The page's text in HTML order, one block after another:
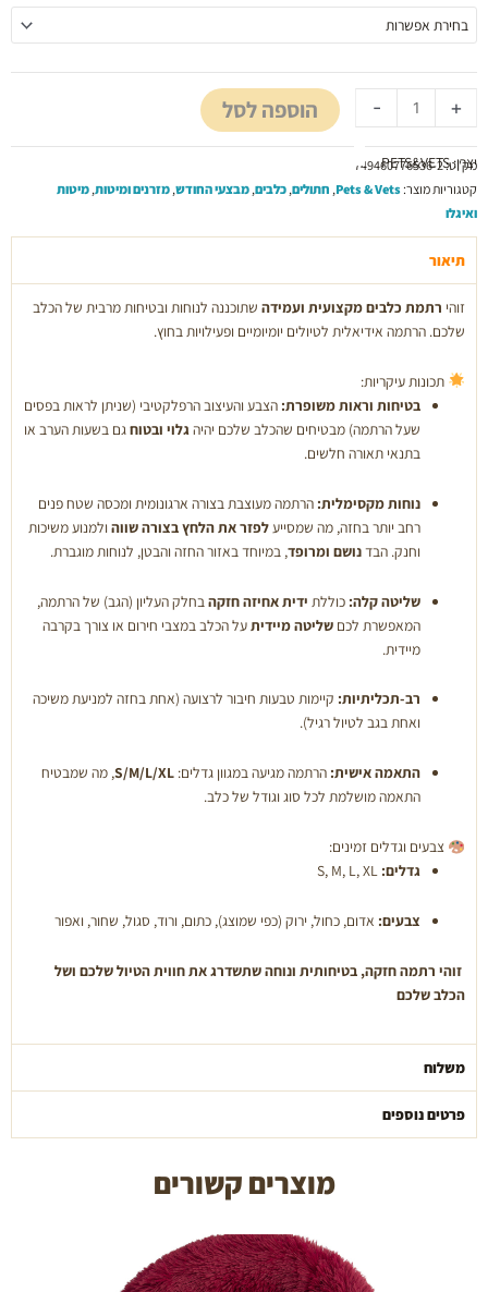
- + הוספה לסל
יצרן: PETS&VETS
מק"ט:749460776536-2
קטגוריות מוצר:Pets & Vets
, חתולים,כלבים,מבצעי החודש,מזרנים ומיטות,מיטות
ואיגלו
תיאור
זוהי רתמת כלבים מקצועית ועמידה שתוכננה לנוחות ובטיחות מרבית של הכלב
שלכם. הרתמה אידיאלית לטיולים יומיומיים ופעילויות בחוץ.
תכונות עיקריות:
בטיחות וראות משופרת: הצבע והעיצוב הרפלקטיבי (שניתן לראות בפסים
שעל הרתמה) מבטיחים שהכלב שלכם יהיהגלוי ובטוחגם בשעות הערב או
בתנאי תאורה חלשים.
נוחות מקסימלית: הרתמה מעוצבת בצורה ארגונומית ומכסה שטח פנים
רחב יותר בחזה, מה שמסייעלפזר את הלחץ בצורה שווהולמנוע משיכות
וחנק. הבדנושם ומרופד, במיוחד באזור החזה והבטן, לנוחות מוגברת.
שליטה קלה: כוללת ידית אחיזה חזקה בחלק העליון (הגב) של הרתמה,
המאפשרת לכםשליטה מיידיתעל הכלב במצבי חירום או צורך בקרבה
מיידית.
רב-תכליתיות: קיימות טבעות חיבור לרצועה (אחת בחזה למניעת משיכה
ואחת בגב לטיול רגיל).
התאמה אישית: הרתמה מגיעה במגוון גדלים:S/M/L/XL, מה שמבטיח
התאמה מושלמת לכל סוג וגודל של כלב.
צבעים וגדלים זמינים:
גדלים: S, M, L, XL
צבעים: אדום, כחול, ירוק (כפי שמוצג), כתום, ורוד, סגול, שחור, ואפור
זוהי רתמה חזקה, בטיחותית ונוחה שתשדרג את חווית הטיול שלכם ושל
הכלב שלכם
משלוח
פרטים נוספים
מוצרים קשורים